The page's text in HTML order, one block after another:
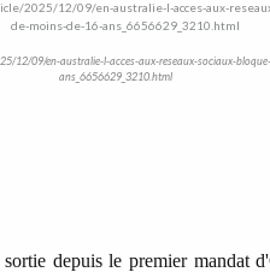
12/09/en-australie-l-acces-aux-reseaux-sociaux-
ans_6656629_3210.html
depuis le premier mandat